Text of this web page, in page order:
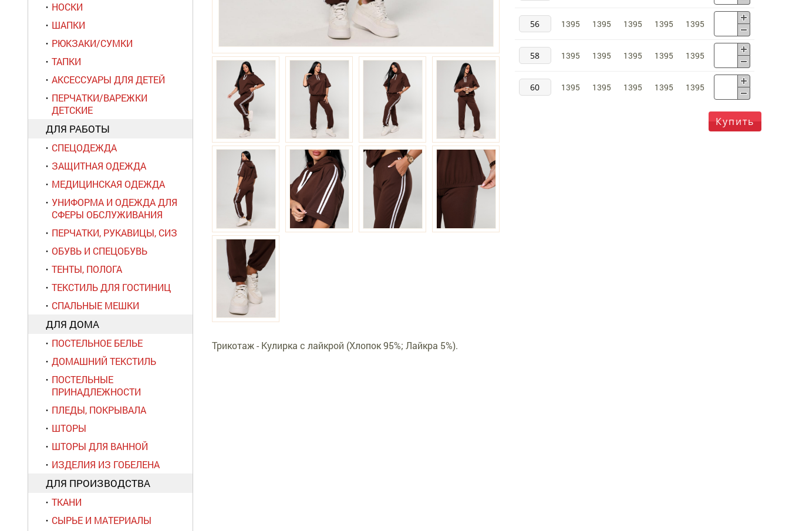
НОСКИ
ШАПКИ
РЮКЗАКИ/СУМКИ
ТАПКИ
АКСЕССУАРЫ ДЛЯ ДЕТЕЙ
ПЕРЧАТКИ/ВАРЕЖКИ
ДЕТСКИЕ
ДЛЯ РАБОТЫ
СПЕЦОДЕЖДА
ЗАЩИТНАЯ ОДЕЖДА
МЕДИЦИНСКАЯ ОДЕЖДА
УНИФОРМА И ОДЕЖДА ДЛЯ
СФЕРЫ ОБСЛУЖИВАНИЯ
ПЕРЧАТКИ, РУКАВИЦЫ, СИЗ
ОБУВЬ И СПЕЦОБУВЬ
ТЕНТЫ, ПОЛОГА
ТЕКСТИЛЬ ДЛЯ ГОСТИНИЦ
СПАЛЬНЫЕ МЕШКИ
ДЛЯ ДОМА
ПОСТЕЛЬНОЕ БЕЛЬЕ
ДОМАШНИЙ ТЕКСТИЛЬ
ПОСТЕЛЬНЫЕ
ПРИНАДЛЕЖНОСТИ
ПЛЕДЫ, ПОКРЫВАЛА
ШТОРЫ
ШТОРЫ ДЛЯ ВАННОЙ
ИЗДЕЛИЯ ИЗ ГОБЕЛЕНА
ДЛЯ ПРОИЗВОДСТВА
ТКАНИ
СЫРЬЕ И МАТЕРИАЛЫ
56 1395 1395 1395 1395 1395
58 1395 1395 1395 1395 1395
60 1395 1395 1395 1395 1395
Купить
Трикотаж - Кулирка с лайкрой (Хлопок 95%; Лайкра 5%).